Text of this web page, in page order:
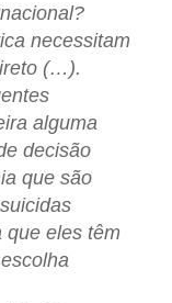
necessitam
(…).
alguma
decisão
que são
que eles têm